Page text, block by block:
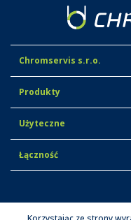
Chromservis s.r.o.
Produkty
Użyteczne
Łączność